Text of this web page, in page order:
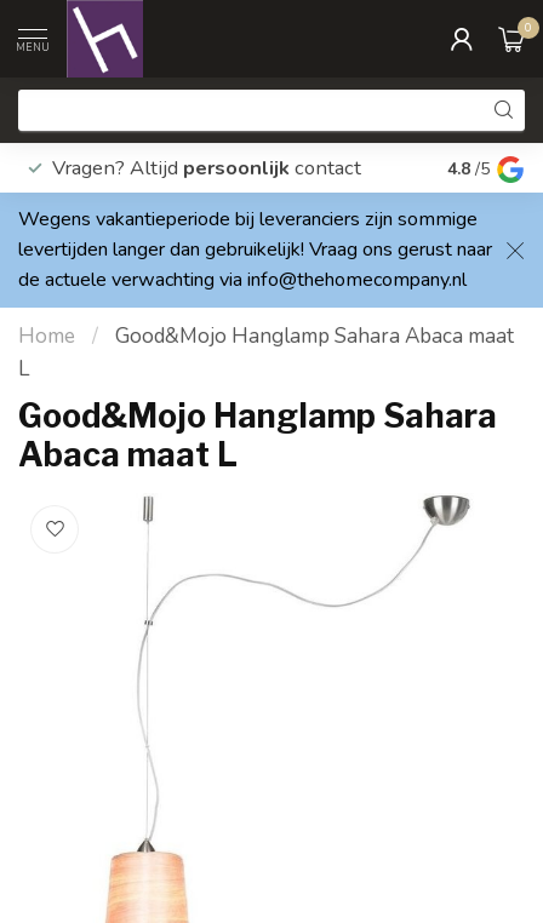
MENU
0
Vragen? Altijd persoonlijk contact Elke dag
4.8 /5
Wegens vakantieperiode bij leveranciers zijn sommige
levertijden langer dan gebruikelijk! Vraag ons gerust naar
de actuele verwachting via info@thehomecompany.nl
Home /
Good&Mojo Hanglamp Sahara Abaca maat
L
Good&Mojo Hanglamp Sahara
Abaca maat L